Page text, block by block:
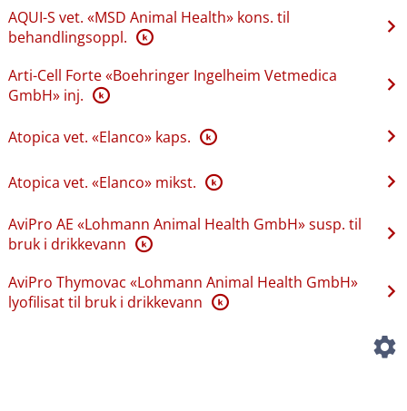
AQUI-S vet. «MSD Animal Health» kons. til
behandlingsoppl. K
Arti-Cell Forte «Boehringer Ingelheim Vetmedica
GmbH» inj. K
Atopica vet. «Elanco» kaps. K
Atopica vet. «Elanco» mikst. K
AviPro AE «Lohmann Animal Health GmbH» susp. til
bruk i drikkevann K
AviPro Thymovac «Lohmann Animal Health GmbH»
lyofilisat til bruk i drikkevann K